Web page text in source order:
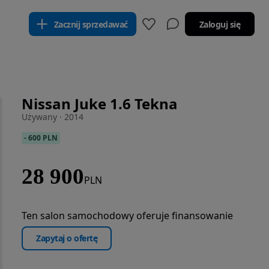
Zacznij sprzedawać Zaloguj się
Nissan Juke 1.6 Tekna
Używany · 2014
-600 PLN
28 900PLN
Ten salon samochodowy oferuje finansowanie
Zapytaj o ofertę